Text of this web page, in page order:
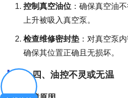
控制真空油位 ：确保真空油
上升被吸入真空泵。
检查维修密封垫 ：对真空泵
确保其位置正确且无损坏。
四、油控不灵或无温